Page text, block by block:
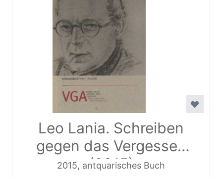
Leo Lania. Schreiben
gegen das Vergessen
(2015)
2015, antquarisches Buch